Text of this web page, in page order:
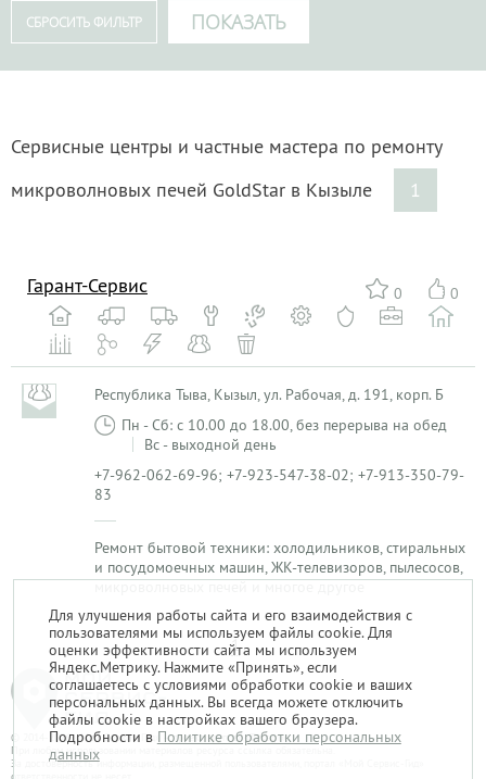
Сервисные центры и частные мастера по ремонту
микроволновых печей GoldStar в Кызыле
1
0 0
Гарант-Сервис
Республика Тыва, Кызыл, ул. Рабочая, д. 191, корп. Б
Пн - Сб: с 10.00 до 18.00, без перерыва на обед
Вс - выходной день
+7-962-062-69-96; +7-923-547-38-02; +7-913-350-79-
83
Ремонт бытовой техники: холодильников, стиральных
и посудомоечных машин, ЖК-телевизоров, пылесосов,
микроволновых печей и многое другое
1
© 2014-2026. «Мой Сервис-Гид» – проект группы «Текарт».
При любом использовании материалов ресурса ссылка обязательна.
За достоверность информации, размещенной пользователями, портал «Мой Сервис-Гид»
Для улучшения работы сайта и его взаимодействия с
пользователями мы используем файлы cookie. Для
оценки эффективности сайта мы используем
Яндекс.Метрику. Нажмите «Принять», если
соглашаетесь с условиями обработки cookie и ваших
персональных данных. Вы всегда можете отключить
файлы cookie в настройках вашего браузера.
Подробности в Политике обработки персональных
данных